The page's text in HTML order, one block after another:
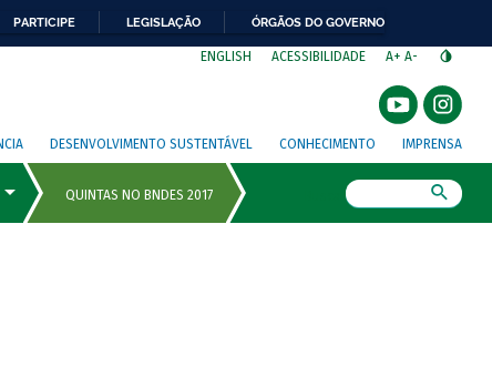
PARTICIPE LEGISLAÇÃO ÓRGÃOS DO GOVERNO
ENGLISH ACESSIBILIDADE A+ A-
DESENVOLVIMENTO SUSTENTÁVEL CONHECIMENTO IMPRENSA